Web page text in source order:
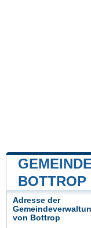
BOTTROP
Adresse der
von Bottrop